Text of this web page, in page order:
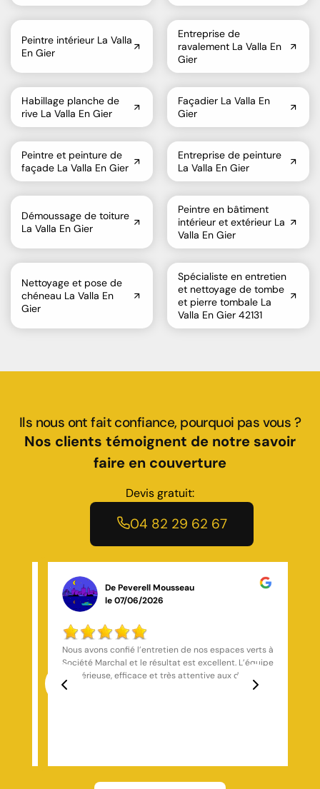
Peintre intérieur La Valla
En Gier
Entreprise de
ravalement La Valla En
Gier
Habillage planche de
rive La Valla En Gier
Façadier La Valla En
Gier
Peintre et peinture de
façade La Valla En Gier
Entreprise de peinture
La Valla En Gier
Démoussage de toiture
La Valla En Gier
Peintre en bâtiment
intérieur et extérieur La
Valla En Gier
Nettoyage et pose de
chéneau La Valla En
Gier
Spécialiste en entretien
et nettoyage de tombe
et pierre tombale La
Valla En Gier 42131
Ils nous ont fait confiance, pourquoi pas vous ?
Nos clients témoignent de notre savoir
faire en couverture
Devis gratuit:
04 82 29 62 67
De Charly Mathieu
le 19/11/2025
Notre maison à Commelle-Vernay présentait des
déperditions thermiques importantes par les
combles. Après plusieurs devis, c'est la solution
proposée par Marchal Toiture qui nous a convaincus
l'installation de trappes d'accès isolées et la mise en